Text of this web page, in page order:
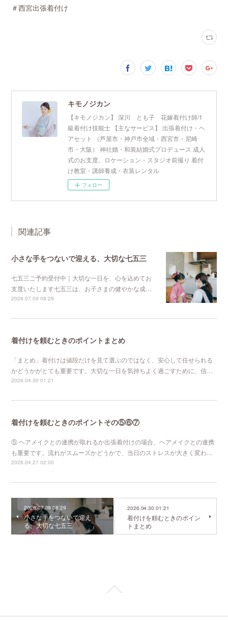
＃西宮出張着付け
キモノジカン
【キモノジカン】 深川 とも子 花嫁着付け師/1
級着付け技能士 【主なサービス】 出張着付け・ヘ
アセット （芦屋市・神戸市全域・西宮市・尼崎
市・大阪） 神社婚・和装結婚式プロデュース 成人
式のお支度、ロケーション・スタジオ前撮り 着付
け教室・講師養成・衣装レンタル
フォロー
関連記事
小さな手をつないで迎える、大切な七五三
七五三ご予約受付中｜大切な一日を、心を込めてお
支度いたします七五三は、お子さまの健やかな成…
2026.07.09 08:29
着付けを頼むときのポイントまとめ
「まとめ」着付けは値段だけを見て選ぶのではなく、安心して任せられる
かどうかがとても重要です。大切な一日を気持ちよく過ごすために、信…
2026.04.30 01:21
着付けを頼むときのポイントその⑤⑥⑦
⑤ ヘアメイクとの連携が取れるか出張着付けの場合、ヘアメイクとの連携
も重要です。流れがスムーズかどうかで、当日のストレスが大きく変わ…
2026.04.27 02:00
2026.07.09 08:29
小さな手をつないで迎え
る、大切な七五三
2026.04.30 01:21
着付けを頼むときのポイン
トまとめ